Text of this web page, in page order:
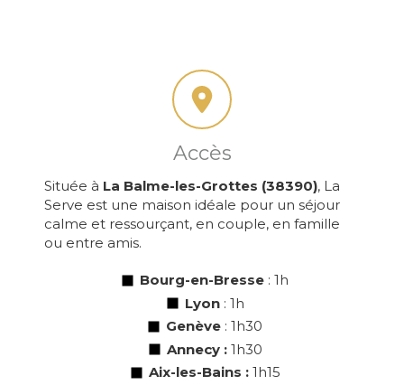
Accès
Située à La Balme-les-Grottes (38390), La
Serve est une maison idéale pour un séjour
calme et ressourçant, en couple, en famille
ou entre amis.
Bourg-en-Bresse : 1h
Lyon: 1h
Genève : 1h30
Annecy :1h30
Aix-les-Bains :1h15